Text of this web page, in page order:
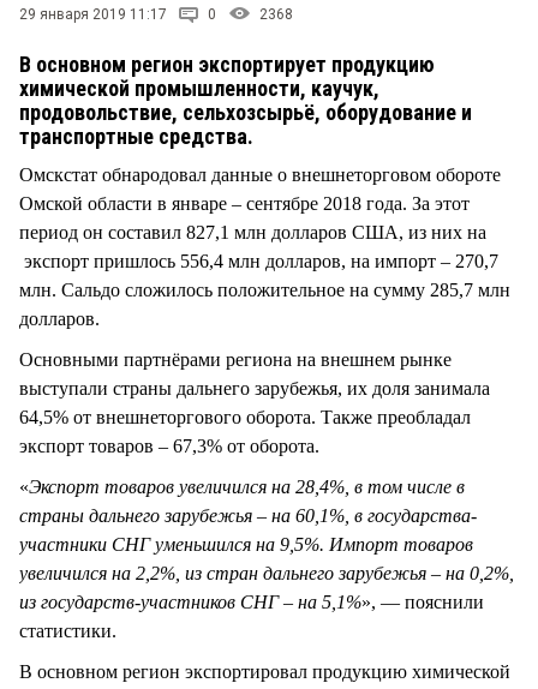
29 января 2019 11:17 0 2368
В основном регион экспортирует продукцию
химической промышленности, каучук,
продовольствие, сельхозсырьё, оборудование и
транспортные средства.
Омскстат обнародовал данные о внешнеторговом обороте
Омской области в январе – сентябре 2018 года. За этот
период он составил 827,1 млн долларов США, из них на
экспорт пришлось 556,4 млн долларов, на импорт – 270,7
млн. Сальдо сложилось положительное на сумму 285,7 млн
долларов.
Основными партнёрами региона на внешнем рынке
выступали страны дальнего зарубежья, их доля занимала
64,5% от внешнеторгового оборота. Также преобладал
экспорт товаров – 67,3% от оборота.
«Экспорт товаров увеличился на 28,4%, в том числе в
страны дальнего зарубежья – на 60,1%, в государства-
участники СНГ уменьшился на 9,5%. Импорт товаров
увеличился на 2,2%, из стран дальнего зарубежья – на 0,2%,
из государств-участников СНГ – на 5,1%», — пояснили
статистики.
В основном регион экспортировал продукцию химической